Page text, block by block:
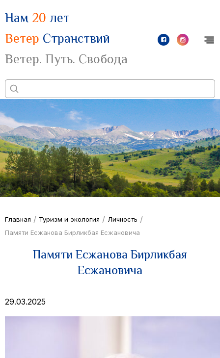
Нам 20 лет
Ветер Странствий
Ветер. Путь. Свобода
Главная / Туризм и экология / Личность /
Памяти Есжанова Бирликбая Есжановича
Памяти Есжанова Бирликбая
Есжановича
29.03.2025